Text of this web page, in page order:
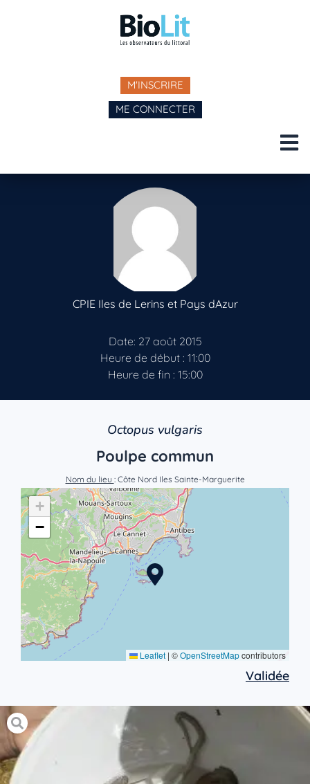
M'INSCRIRE
ME CONNECTER
CPIE Iles de Lerins et Pays dAzur
Date: 27 août 2015
Heure de début : 11:00
Heure de fin : 15:00
Octopus vulgaris
Poulpe commun
Nom du lieu : Côte Nord Iles Sainte-Marguerite
+
−
Leaflet | ©OpenStreetMapcontributors
Validée